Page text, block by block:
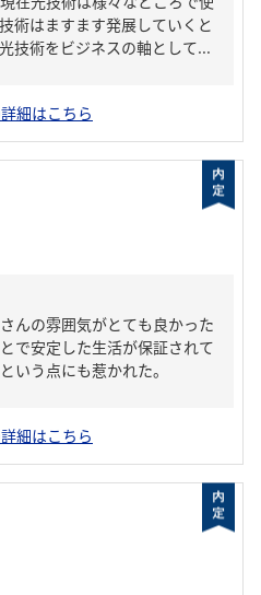
術はますます発展していくと
技術をビジネスの軸として...
細はこちら
んの雰囲気がとても良かった
で安定した生活が保証されて
いう点にも惹かれた。
細はこちら